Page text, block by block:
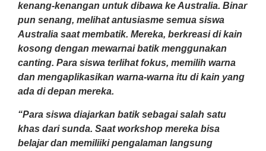
kenang-kenangan untuk dibawa ke Australia. Binar
pun senang, melihat antusiasme semua siswa
Australia saat membatik. Mereka, berkreasi di kain
kosong dengan mewarnai batik menggunakan
canting. Para siswa terlihat fokus, memilih warna
dan mengaplikasikan warna-warna itu di kain yang
ada di depan mereka.
“Para siswa diajarkan batik sebagai salah satu
khas dari sunda. Saat workshop mereka bisa
belajar dan memiliiki pengalaman langsung